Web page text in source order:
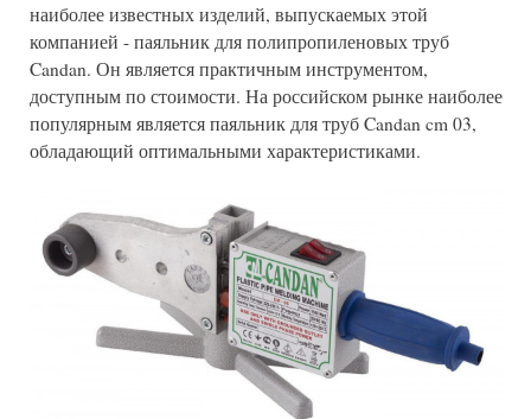
наиболее известных изделий, выпускаемых этой
компанией - паяльник для полипропиленовых труб
Candan. Он является практичным инструментом,
доступным по стоимости. На российском рынке наиболее
популярным является паяльник для труб Candan cm 03,
обладающий оптимальными характеристиками.